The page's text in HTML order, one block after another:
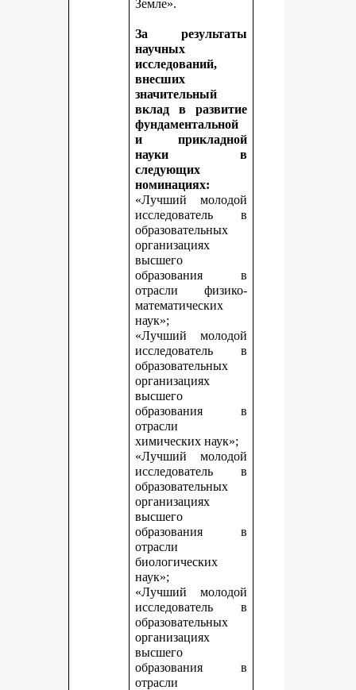
Земле».
За результаты
научных
исследований,
внесших
значительный
вклад в развитие
фундаментальной
и прикладной
науки в
следующих
номинациях:
«Лучший молодой
исследователь в
образовательных
организациях
высшего
образования в
отрасли физико-
математических
наук»;
«Лучший молодой
исследователь в
образовательных
организациях
высшего
образования в
отрасли
химических наук»;
«Лучший молодой
исследователь в
образовательных
организациях
высшего
образования в
отрасли
биологических
наук»;
«Лучший молодой
исследователь в
образовательных
организациях
высшего
образования в
отрасли